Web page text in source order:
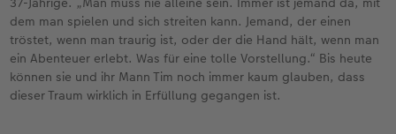
dem man spielen und sich streiten kann. Jemand, der einen
tröstet, wenn man traurig ist, oder der die Hand hält, wenn man
ein Abenteuer erlebt. Was für eine tolle Vorstellung.“ Bis heute
können sie und ihr Mann Tim noch immer kaum glauben, dass
dieser Traum wirklich in Erfüllung gegangen ist.